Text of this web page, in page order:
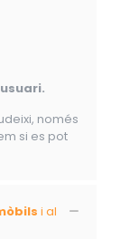
només
si es pot
i al